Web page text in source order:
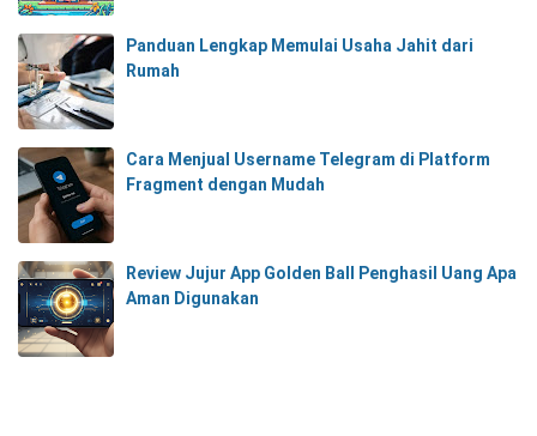
Panduan Lengkap Memulai Usaha Jahit dari
Rumah
Cara Menjual Username Telegram di Platform
Fragment dengan Mudah
Review Jujur App Golden Ball Penghasil Uang Apa
Aman Digunakan